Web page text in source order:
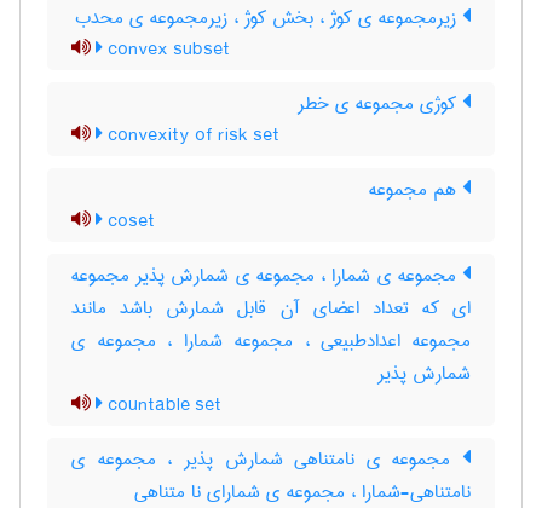
زیرمجموعه ی کوژ ، بخش کوژ ، زیرمجموعه ی محدب
convex subset
کوژی مجموعه ی خطر
convexity of risk set
هم مجموعه
coset
مجموعه ی شمارا ، مجموعه ی شمارش پذیر مجموعه
ای که تعداد اعضای آن قابل شمارش باشد مانند
مجموعه اعدادطبیعی ، مجموعه شمارا ، مجموعه ی
شمارش پذیر
countable set
مجموعه ی نامتناهی شمارش پذیر ، مجموعه ی
نامتناهی-شمارا ، مجموعه ی شمارای نا متناهی